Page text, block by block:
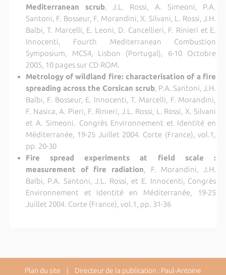
Mediterranean scrub, J.L. Rossi, A. Simeoni, P.A.
Santoni, F. Bosseur, F. Morandini, X. Silvani, L. Rossi, J.H.
Balbi, T. Marcelli, E. Leoni, D. Cancellieri, F. Rinieri et E.
Innocenti, Fourth Mediterranean Combustion
Symposium, MCS4, Lisbon (Portugal), 6-10 Octobre
2005, 10 pages sur CD ROM.
Metrology of wildland fire: characterisation of a fire
spreading across the Corsican scrub, P.A. Santoni, J.H.
Balbi, F. Bosseur, E. Innocenti, T. Marcelli, F. Morandini,
F. Nasica, A. Pieri, F. Rinieri, J.L. Rossi, L. Rossi, X. Silvani
et A. Simeoni. Congrès Environnement et Identité en
Méditerranée, 19-25 Juillet 2004. Corte (France), vol.1,
pp. 20-30
Fire spread experiments at field scale :
measurement of fire radiation, F. Morandini, J.H.
Balbi, P.A. Santoni, J.L. Rossi, et E. Innocenti, Congrès
Environnement et Identité en Méditerranée, 19-25
Juillet 2004. Corte (France), vol.1, pp. 31-36
Plan du site | Directeur de la publication : Paul-Antoine